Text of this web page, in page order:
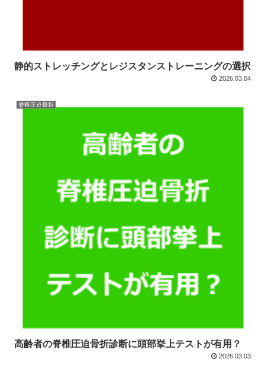
静的ストレッチングとレジスタンストレーニングの選択
2026.03.04
脊椎圧迫骨折
高齢者の脊椎圧迫骨折診断に頭部挙上テストが有用？
2026.03.03